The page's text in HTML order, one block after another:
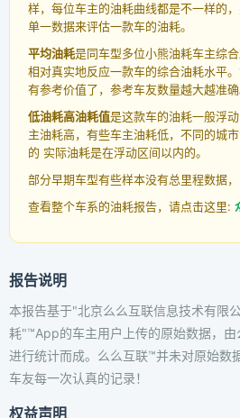
样，每位车主的油耗曲线都是不一样的
单一数据来评估一款车的油耗。
平均油耗是同车型多位小熊油耗车主综
相对真实地反应一款车的综合油耗水平
有参考价值了，参考车友数量越大越准确
低油耗高油耗值是这款车的油耗一般浮
主油耗高，有些车主油耗低，不同的城
的 实际油耗是在浮动区间以内的。
部分早期车型有些样本没有总里程数据，
查看整个车系的油耗报告，请点击这里:
报告说明
本报告基于"北京么么互联信息技术有限
耗"™App的车主用户上传的原始数据，
进行统计而成。么么互联™并未对原始数
车友每一次认真的记录！
权益声明